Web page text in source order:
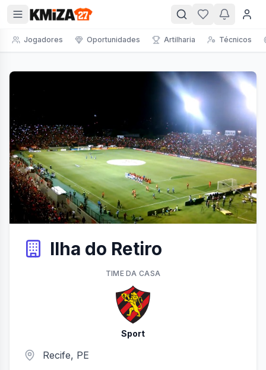
Jogadores Oportunidades Artilharia Técnicos
Ilha do Retiro
Recife, PE
TIMEDA CASA
Sport